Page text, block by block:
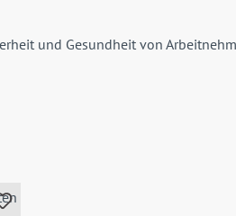
und Gesundheit von